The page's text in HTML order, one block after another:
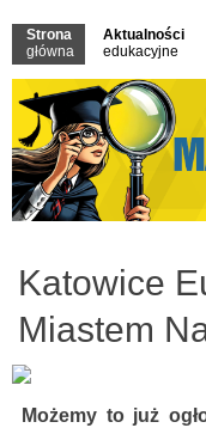
Strona
główna
Aktualności
edukacyjne
Katowice
Miastem
Możemy to już